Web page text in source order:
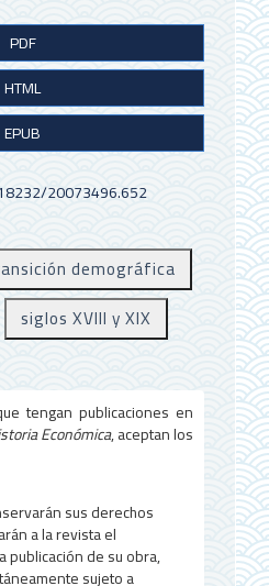
PDF
HTML
EPUB
20073496.652
demográfica
siglos XVIII y XIX
tengan publicaciones en
Económica, aceptan los
sus derechos
a la revista el
publicación de su obra,
sujeto a